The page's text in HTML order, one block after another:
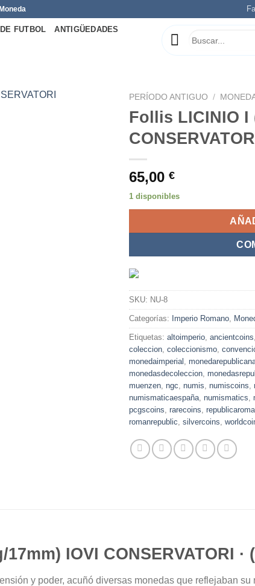
FUTBOL ANTIGÜEDADES
PERÍODO ANTIGUO /
Follis LICINIO I
65,00 €
1 disponibles
SKU: NU-8
Categorías: Imperio Romano,
Etiquetas: altoimperio, ancientcoins,
coleccion, coleccionismo,
monedaimperial ,
monedasdecoleccion,
muenzen, ngc, numis, numiscoins,
numismaticaespaña, numismatics,
pcgscoins, rarecoins,
romanrepublic, silvercoins,
IOVI CONSERVATORI ·
y poder, acuñó diversas monedas que reflejaban su